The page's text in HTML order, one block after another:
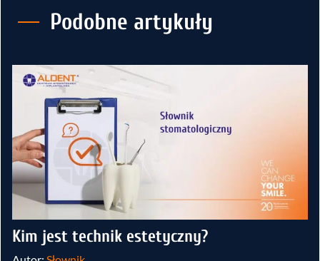
Podobne artykuły
Kim jest technik estetyczny?